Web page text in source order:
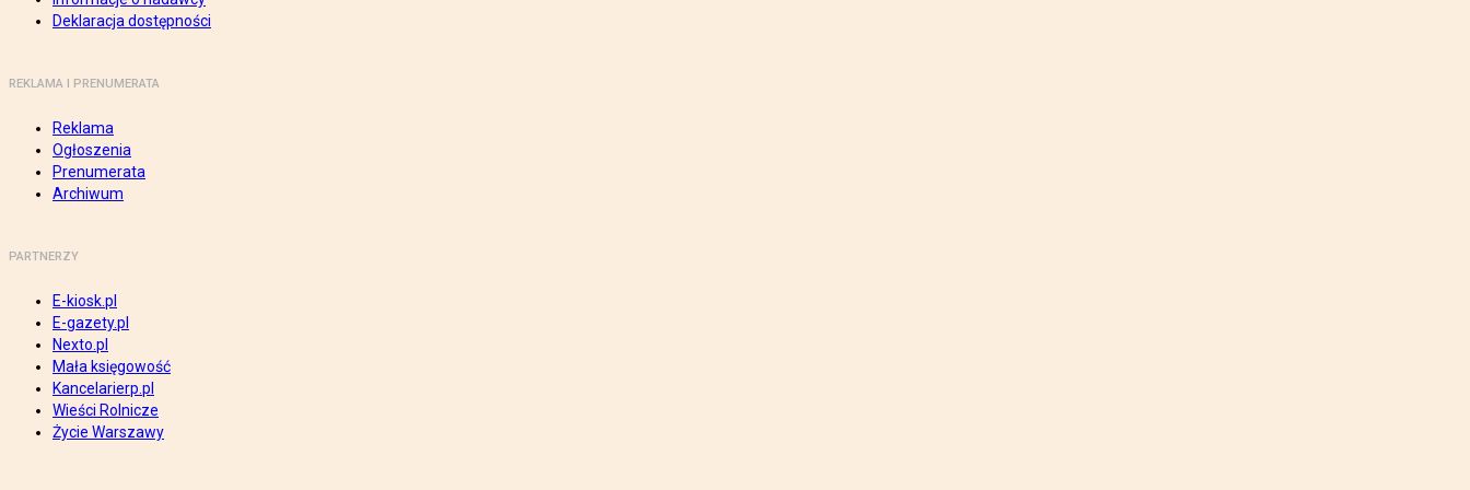
Deklaracja dostępności
REKLAMA I PRENUMERATA
Reklama
Ogłoszenia
Prenumerata
Archiwum
PARTNERZY
E-kiosk.pl
E-gazety.pl
Nexto.pl
Mała księgowość
Kancelarierp.pl
Wieści Rolnicze
Życie Warszawy